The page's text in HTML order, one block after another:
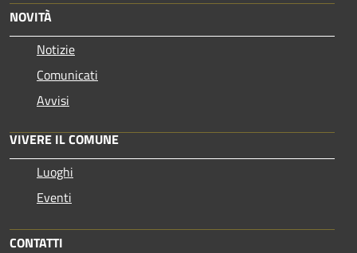
NOVITÀ
Notizie
Comunicati
Avvisi
VIVERE IL COMUNE
Luoghi
Eventi
CONTATTI